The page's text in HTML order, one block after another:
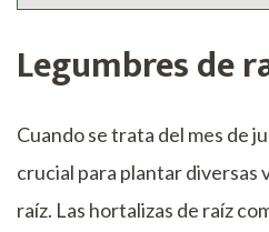
Legumbres de
Cuando se trata del mes de
crucial para plantar diversas
raíz. Las hortalizas de raíz